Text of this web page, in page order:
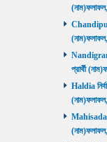
Chandipur
Nandigram
প্রার্থী
Haldia
Mahisadal